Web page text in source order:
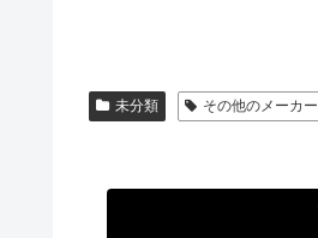
未分類 その他のメーカー